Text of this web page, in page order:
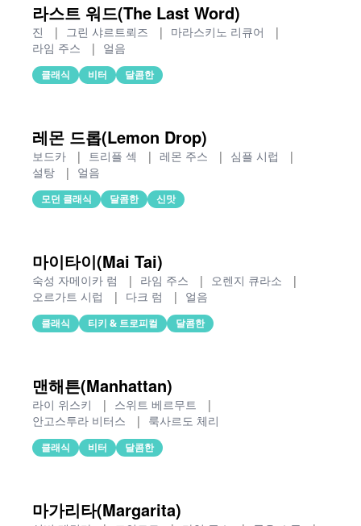
라스트 워드(The Last Word)
진 | 그린 샤르트뢰즈 | 마라스키노 리큐어
|
라임 주스
| 얼음
클래식 비터 달콤한
레몬 드롭(Lemon Drop)
보드카 | 트리플 섹 | 레몬 주스 | 심플 시럽
|
설탕
| 얼음
모던 클래식 달콤한 신맛
마이타이(Mai Tai)
숙성 자메이카 럼 | 라임 주스 | 오렌지 큐라소
|
오르가트 시럽
| 다크 럼 | 얼음
클래식 티키 & 트로피컬 달콤한
맨해튼(Manhattan)
라이 위스키 | 스위트 베르무트
|
안고스투라 비터스
| 룩사르도 체리
클래식 비터 달콤한
마가리타(Margarita)